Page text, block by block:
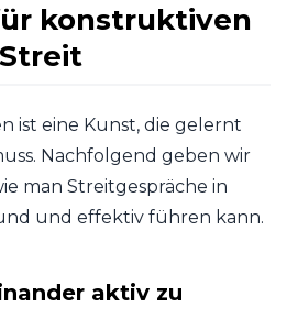
konstruktiven
Streit
ist eine Kunst, die gelernt
Nachfolgend geben wir
man Streitgespräche in
und effektiv führen kann.
aktiv zu